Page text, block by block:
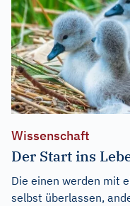
Wissenschaft
Der Start ins
Die einen werden mit
selbst überlassen,